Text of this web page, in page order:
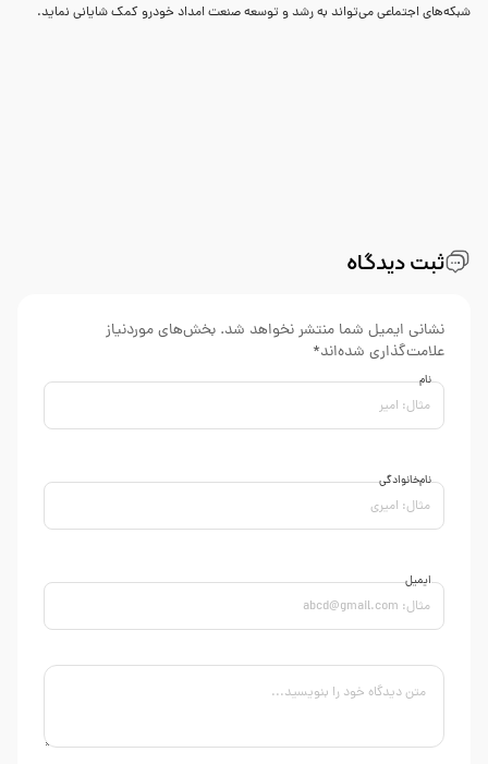
شبکه‌های اجتماعی می‌تواند به رشد و توسعه صنعت امداد خودرو کمک شایانی نماید.
ثبت دیدگاه
نشانی ایمیل شما منتشر نخواهد شد. بخش‌های موردنیاز
علامت‌گذاری شده‌اند*
نام
نام‌خانوادگی
ایمیل